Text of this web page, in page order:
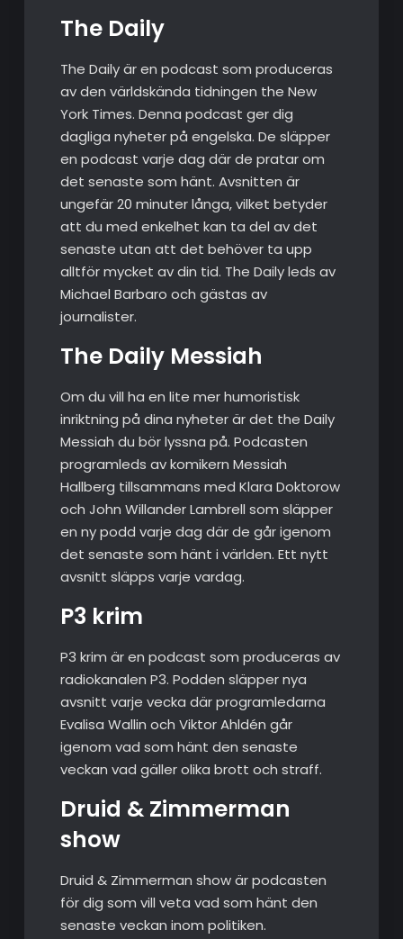
The Daily
The Daily är en podcast som produceras
av den världskända tidningen the New
York Times. Denna podcast ger dig
dagliga nyheter på engelska. De släpper
en podcast varje dag där de pratar om
det senaste som hänt. Avsnitten är
ungefär 20 minuter långa, vilket betyder
att du med enkelhet kan ta del av det
senaste utan att det behöver ta upp
alltför mycket av din tid. The Daily leds av
Michael Barbaro och gästas av
journalister.
The Daily Messiah
Om du vill ha en lite mer humoristisk
inriktning på dina nyheter är det the Daily
Messiah du bör lyssna på. Podcasten
programleds av komikern Messiah
Hallberg tillsammans med Klara Doktorow
och John Willander Lambrell som släpper
en ny podd varje dag där de går igenom
det senaste som hänt i världen. Ett nytt
avsnitt släpps varje vardag.
P3 krim
P3 krim är en podcast som produceras av
radiokanalen P3. Podden släpper nya
avsnitt varje vecka där programledarna
Evalisa Wallin och Viktor Ahldén går
igenom vad som hänt den senaste
veckan vad gäller olika brott och straff.
Druid & Zimmerman
show
Druid & Zimmerman show är podcasten
för dig som vill veta vad som hänt den
senaste veckan inom politiken.